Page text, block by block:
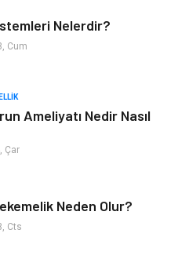
Alternatif Tıp
Nelerdir?
Cum
Ameliyatı Nedir Nasıl
Çar
Neden Olur?
Cts